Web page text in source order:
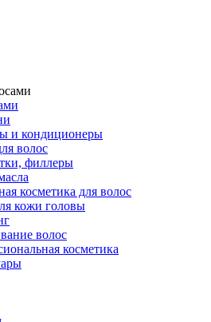
и кондиционеры
волос
филлеры
косметика для волос
кожи головы
волос
косметика